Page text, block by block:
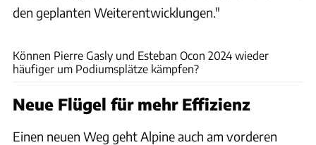
den geplanten Weiterentwicklungen."
Können Pierre Gasly und Esteban Ocon 2024 wieder
häufiger um Podiumsplätze kämpfen?
Neue Flügel für mehr Effizienz
Einen neuen Weg geht Alpine auch am vorderen